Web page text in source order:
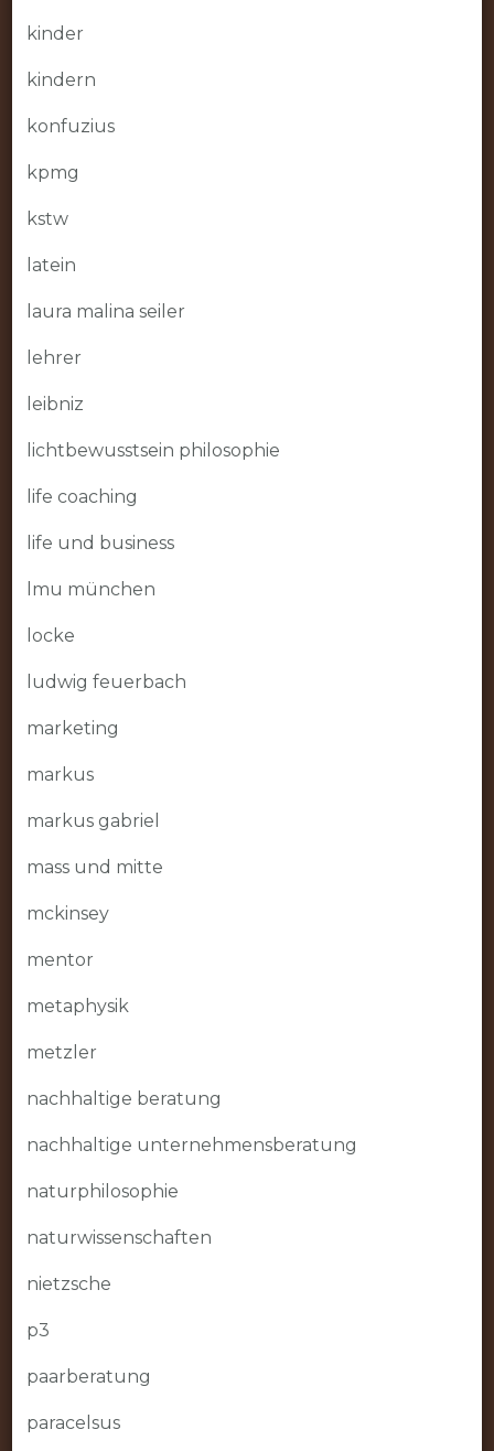
kinder
kindern
konfuzius
kpmg
kstw
latein
laura malina seiler
lehrer
leibniz
lichtbewusstsein philosophie
life coaching
life und business
lmu münchen
locke
ludwig feuerbach
marketing
markus
markus gabriel
mass und mitte
mckinsey
mentor
metaphysik
metzler
nachhaltige beratung
nachhaltige unternehmensberatung
naturphilosophie
naturwissenschaften
nietzsche
p3
paarberatung
paracelsus